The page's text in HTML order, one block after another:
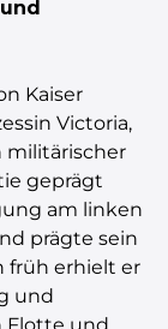
Kaiser
Victoria,
militärischer
geprägt
am linken
prägte sein
früh erhielt er
und
Flotte und